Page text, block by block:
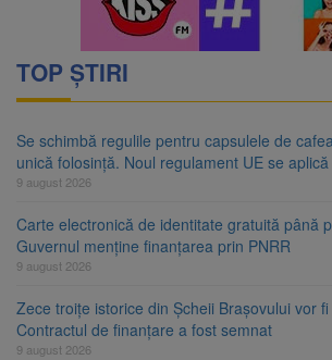
TOP ȘTIRI
Se schimbă regulile pentru capsulele de
unică folosință. Noul regulament UE se
9 august 2026
Carte electronică de identitate gratuită până
Guvernul menține finanțarea prin PNRR
9 august 2026
Zece troițe istorice din Șcheii Brașovului vor
Contractul de finanțare a fost semnat
9 august 2026